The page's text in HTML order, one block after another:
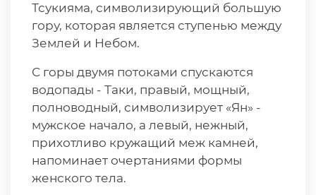
Тсукияма, символизирующий большую
гору, которая является ступенью между
Землей и Небом.
С горы двумя потоками спускаются
водопады - Таки, правый, мощный,
полноводный, символизирует «Ян» -
мужское начало, а левый, нежный,
прихотливо кружащий меж камней,
напоминает очертаниями формы
женского тела.